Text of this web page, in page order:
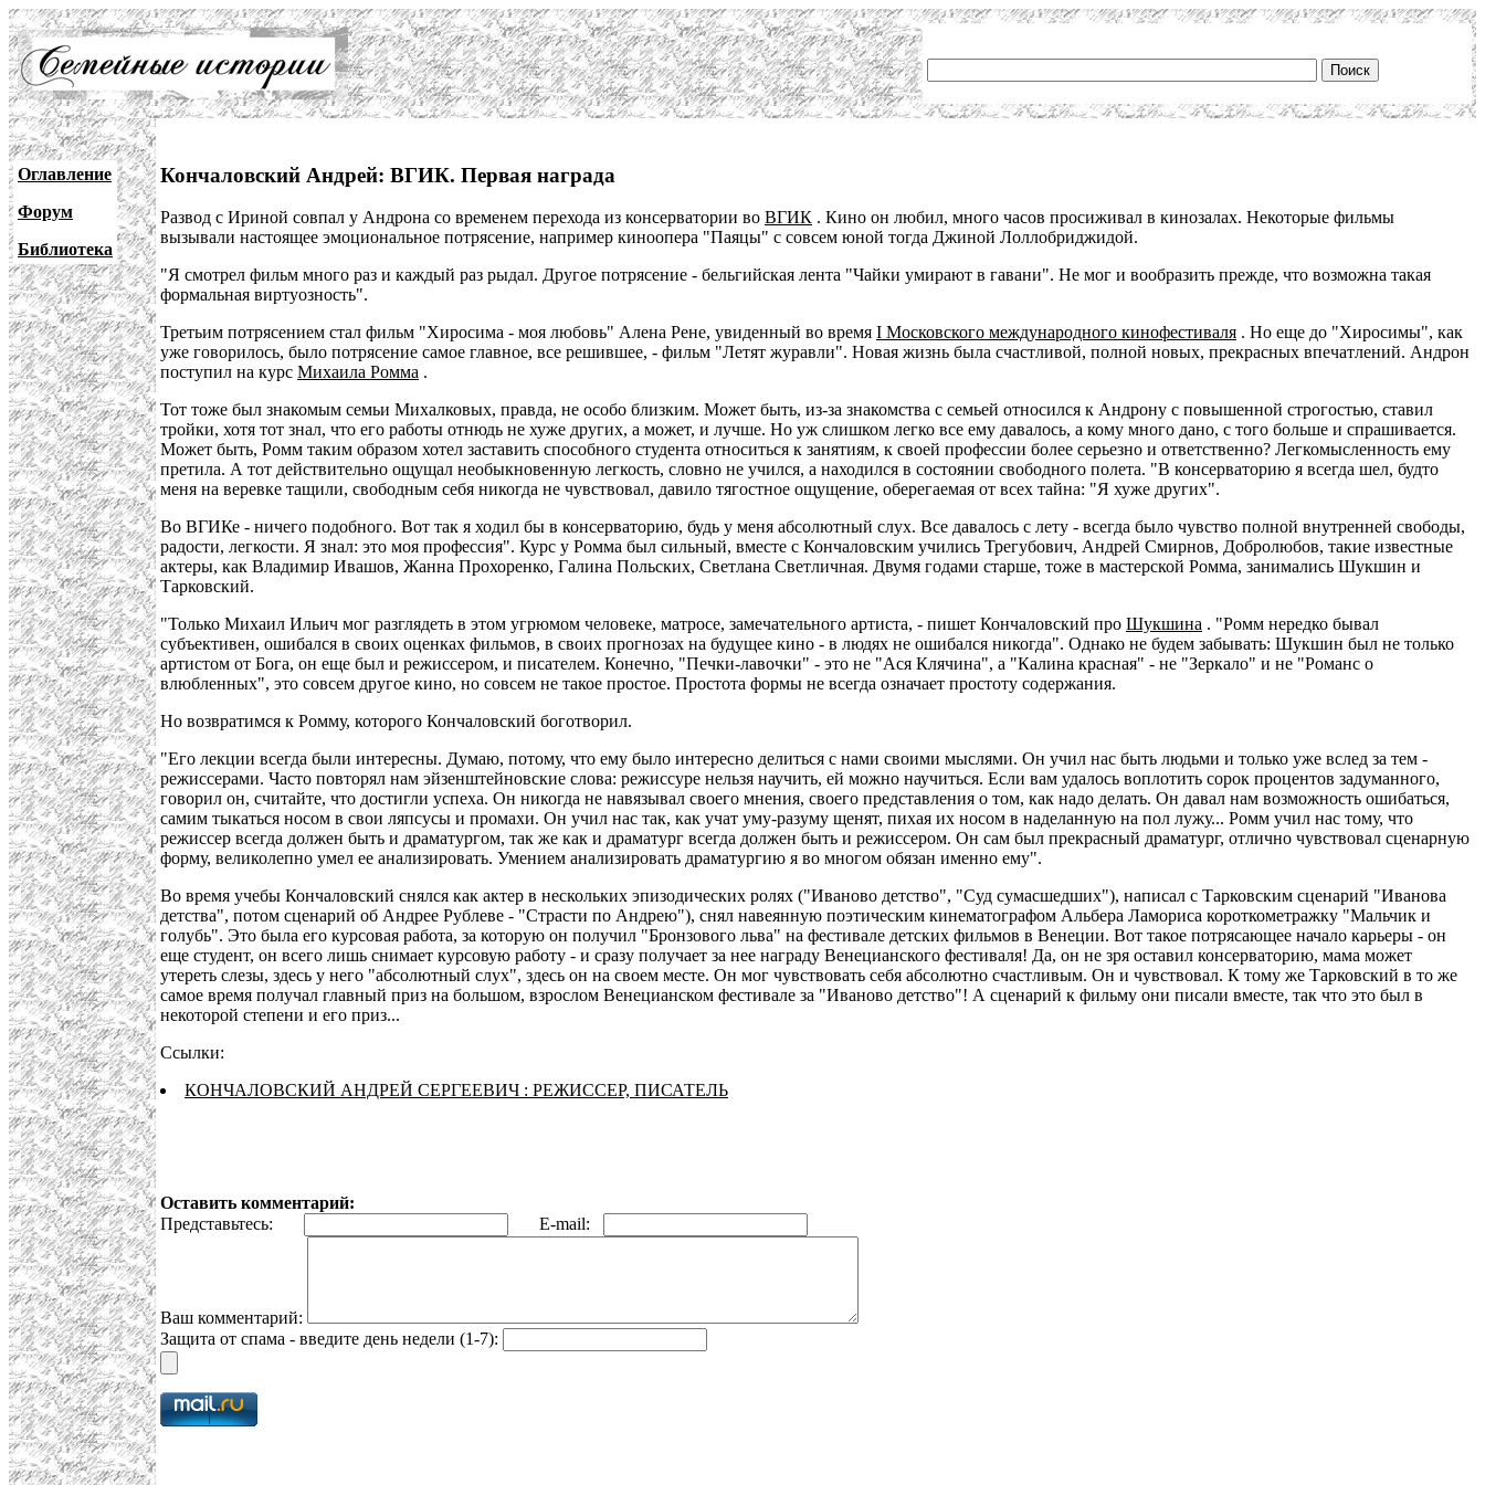
Оглавление
Форум
Библиотека
Кончаловский Андрей: ВГИК. Первая награда
Развод с Ириной совпал у Андрона со временем перехода из консерватории во ВГИК . Кино он любил, много часов просиживал в кинозалах. Некоторые фильмы
вызывали настоящее эмоциональное потрясение, например киноопера "Паяцы" с совсем юной тогда Джиной Лоллобриджидой.
"Я смотрел фильм много раз и каждый раз рыдал. Другое потрясение - бельгийская лента "Чайки умирают в гавани". Не мог и вообразить прежде, что возможна такая
формальная виртуозность".
Третьим потрясением стал фильм "Хиросима - моя любовь" Алена Рене, увиденный во время I Московского международного кинофестиваля . Но еще до "Хиросимы", как
уже говорилось, было потрясение самое главное, все решившее, - фильм "Летят журавли". Новая жизнь была счастливой, полной новых, прекрасных впечатлений. Андрон
поступил на курс Михаила Ромма .
Тот тоже был знакомым семьи Михалковых, правда, не особо близким. Может быть, из-за знакомства с семьей относился к Андрону с повышенной строгостью, ставил
тройки, хотя тот знал, что его работы отнюдь не хуже других, а может, и лучше. Но уж слишком легко все ему давалось, а кому много дано, с того больше и спрашивается.
Может быть, Ромм таким образом хотел заставить способного студента относиться к занятиям, к своей профессии более серьезно и ответственно? Легкомысленность ему
претила. А тот действительно ощущал необыкновенную легкость, словно не учился, а находился в состоянии свободного полета. "В консерваторию я всегда шел, будто
меня на веревке тащили, свободным себя никогда не чувствовал, давило тягостное ощущение, оберегаемая от всех тайна: "Я хуже других".
Во ВГИКе - ничего подобного. Вот так я ходил бы в консерваторию, будь у меня абсолютный слух. Все давалось с лету - всегда было чувство полной внутренней свободы,
радости, легкости. Я знал: это моя профессия". Курс у Ромма был сильный, вместе с Кончаловским учились Трегубович, Андрей Смирнов, Добролюбов, такие известные
актеры, как Владимир Ивашов, Жанна Прохоренко, Галина Польских, Светлана Светличная. Двумя годами старше, тоже в мастерской Ромма, занимались Шукшин и
Тарковский.
"Только Михаил Ильич мог разглядеть в этом угрюмом человеке, матросе, замечательного артиста, - пишет Кончаловский про Шукшина . "Ромм нередко бывал
субъективен, ошибался в своих оценках фильмов, в своих прогнозах на будущее кино - в людях не ошибался никогда". Однако не будем забывать: Шукшин был не только
артистом от Бога, он еще был и режиссером, и писателем. Конечно, "Печки-лавочки" - это не "Ася Клячина", а "Калина красная" - не "Зеркало" и не "Романс о
влюбленных", это совсем другое кино, но совсем не такое простое. Простота формы не всегда означает простоту содержания.
Но возвратимся к Ромму, которого Кончаловский боготворил.
"Его лекции всегда были интересны. Думаю, потому, что ему было интересно делиться с нами своими мыслями. Он учил нас быть людьми и только уже вслед за тем -
режиссерами. Часто повторял нам эйзенштейновские слова: режиссуре нельзя научить, ей можно научиться. Если вам удалось воплотить сорок процентов задуманного,
говорил он, считайте, что достигли успеха. Он никогда не навязывал своего мнения, своего представления о том, как надо делать. Он давал нам возможность ошибаться,
самим тыкаться носом в свои ляпсусы и промахи. Он учил нас так, как учат уму-разуму щенят, пихая их носом в наделанную на пол лужу... Ромм учил нас тому, что
режиссер всегда должен быть и драматургом, так же как и драматург всегда должен быть и режиссером. Он сам был прекрасный драматург, отлично чувствовал сценарную
форму, великолепно умел ее анализировать. Умением анализировать драматургию я во многом обязан именно ему".
Во время учебы Кончаловский снялся как актер в нескольких эпизодических ролях ("Иваново детство", "Суд сумасшедших"), написал с Тарковским сценарий "Иванова
детства", потом сценарий об Андрее Рублеве - "Страсти по Андрею"), снял навеянную поэтическим кинематографом Альбера Ламориса короткометражку "Мальчик и
голубь". Это была его курсовая работа, за которую он получил "Бронзового льва" на фестивале детских фильмов в Венеции. Вот такое потрясающее начало карьеры - он
еще студент, он всего лишь снимает курсовую работу - и сразу получает за нее награду Венецианского фестиваля! Да, он не зря оставил консерваторию, мама может
утереть слезы, здесь у него "абсолютный слух", здесь он на своем месте. Он мог чувствовать себя абсолютно счастливым. Он и чувствовал. К тому же Тарковский в то же
самое время получал главный приз на большом, взрослом Венецианском фестивале за "Иваново детство"! А сценарий к фильму они писали вместе, так что это был в
некоторой степени и его приз...
Ссылки:
КОНЧАЛОВСКИЙ АНДРЕЙ СЕРГЕЕВИЧ : РЕЖИССЕР, ПИСАТЕЛЬ
Оставить комментарий:
Представьтесь:
E-mail:
Ваш комментарий:
Защита от спама - введите день недели (1-7):